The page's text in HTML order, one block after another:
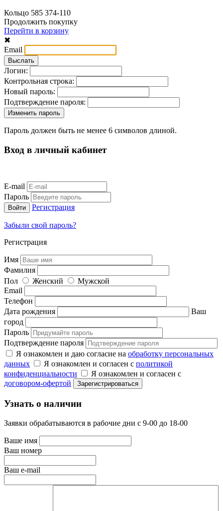
Кольцо 585 374-110
Продолжить покупку
Перейти в корзину
✖
Email
Логин:
Контрольная строка:
Новый пароль:
Подтверждение пароля:
Пароль должен быть не менее 6 символов длиной.
Вход в личный кабинет
E-mail
Пароль
Регистрация
Забыли свой пароль?
Регистрация
Имя
Фамилия
Пол
Женский
Мужской
Email
Телефон
Дата рождения
Ваш
город
Пароль
Подтверждение пароля
Я ознакомлен и даю согласие на обработку персональных
данных
Я ознакомлен и согласен с политикой
конфиденциальности
Я ознакомлен и согласен с
договором-офертой
Узнать о наличии
Заявки обрабатываются в рабочие дни с 9-00 до 18-00
Ваше имя
Ваш номер
Ваш e-mail